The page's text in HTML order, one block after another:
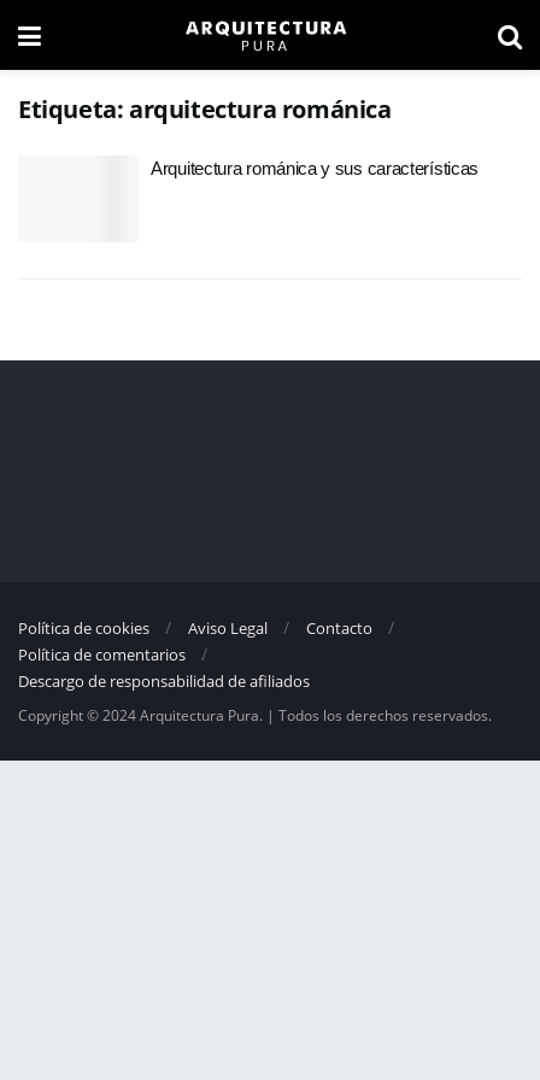
Etiqueta:arquitectura románica
Arquitectura románica y sus características
Política de cookies Aviso Legal
Contacto
Política de comentarios
Descargo de responsabilidad de afiliados
Copyright © 2024 Arquitectura Pura. | Todos los derechos reservados.